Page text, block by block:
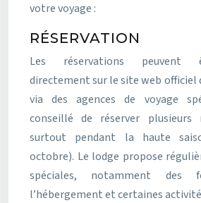
votre voyage :
RÉSERVATION
Les réservations peuvent
directement sur le site web officiel
via des agences de voyage
conseillé de réserver plusieurs
surtout pendant la haute
octobre). Le lodge propose
spéciales, notamment des
l’hébergement et certaines